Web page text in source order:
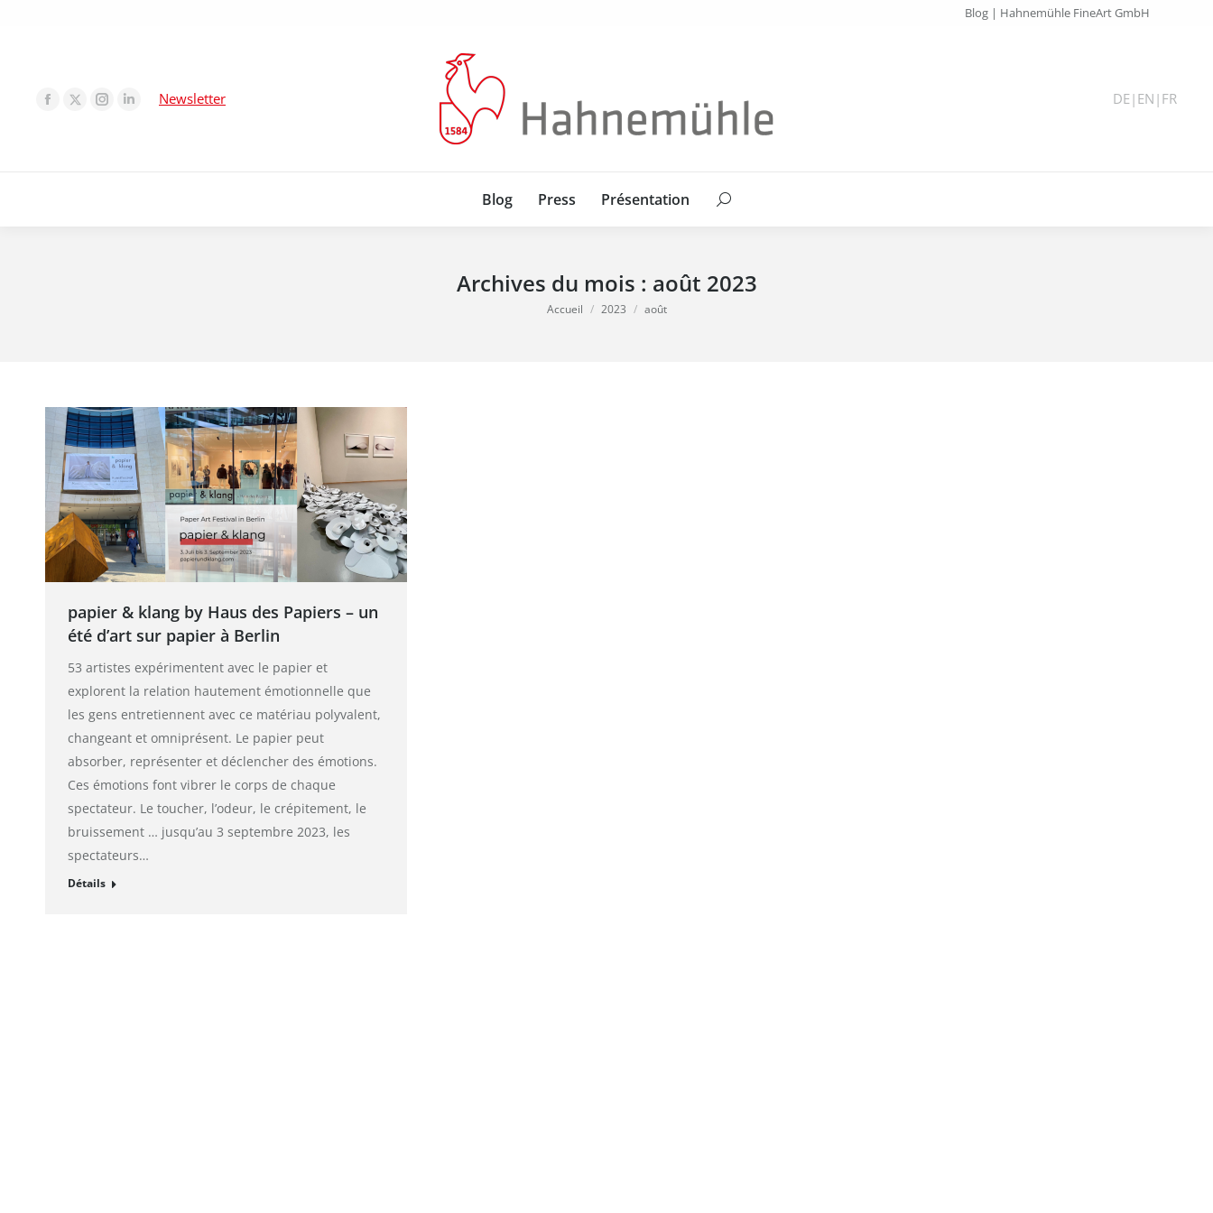
Blog | Hahnemühle FineArt GmbH
Newsletter DE| EN | FR
Blog Press Présentation Search:
Archives du mois : août 2023
Vous êtes ici :
Accueil 2023 août
papier & klang by Haus des Papiers – un
été d’art sur papier à Berlin
53 artistes expérimentent avec le papier et
explorent la relation hautement émotionnelle que
les gens entretiennent avec ce matériau polyvalent,
changeant et omniprésent. Le papier peut
absorber, représenter et déclencher des émotions.
Ces émotions font vibrer le corps de chaque
spectateur. Le toucher, l’odeur, le crépitement, le
bruissement … jusqu’au 3 septembre 2023, les
spectateurs…
Détails